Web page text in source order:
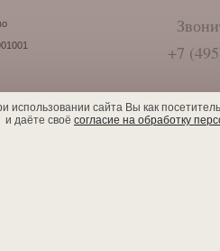
+7
использовании сайта Вы как
и даёте своё согласие на обработку